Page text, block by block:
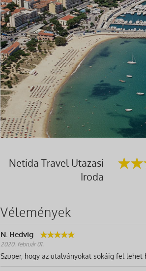
Netida Travel Utazasi
Iroda
Vélemények
N. Hedvig
2020. február 01.
Szuper, hogy az utalványokat sokáig fel lehet